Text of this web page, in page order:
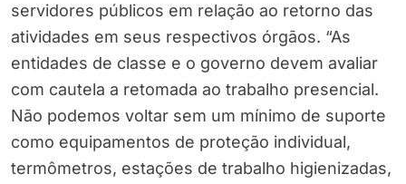
servidores públicos em relação ao retorno das
atividades em seus respectivos órgãos. “As
entidades de classe e o governo devem avaliar
com cautela a retomada ao trabalho presencial.
Não podemos voltar sem um mínimo de suporte
como equipamentos de proteção individual,
termômetros, estações de trabalho higienizadas,